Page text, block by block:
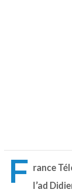
F rance
l’ad